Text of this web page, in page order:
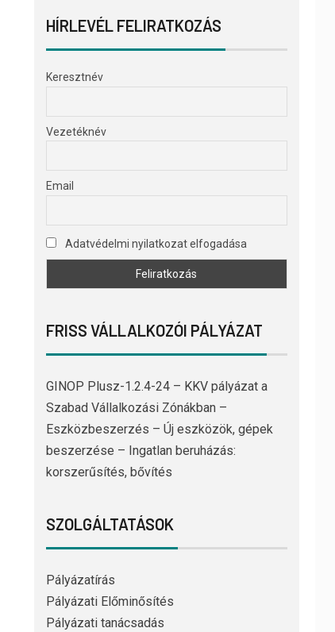
HÍRLEVÉL FELIRATKOZÁS
Keresztnév
Vezetéknév
Email
Adatvédelmi nyilatkozat elfogadása
FRISS VÁLLALKOZÓI PÁLYÁZAT
GINOP Plusz-1.2.4-24 – KKV pályázat a
Szabad Vállalkozási Zónákban –
Eszközbeszerzés – Új eszközök, gépek
beszerzése – Ingatlan beruházás:
korszerűsítés, bővítés
SZOLGÁLTATÁSOK
Pályázatírás
Pályázati Előminősítés
Pályázati tanácsadás